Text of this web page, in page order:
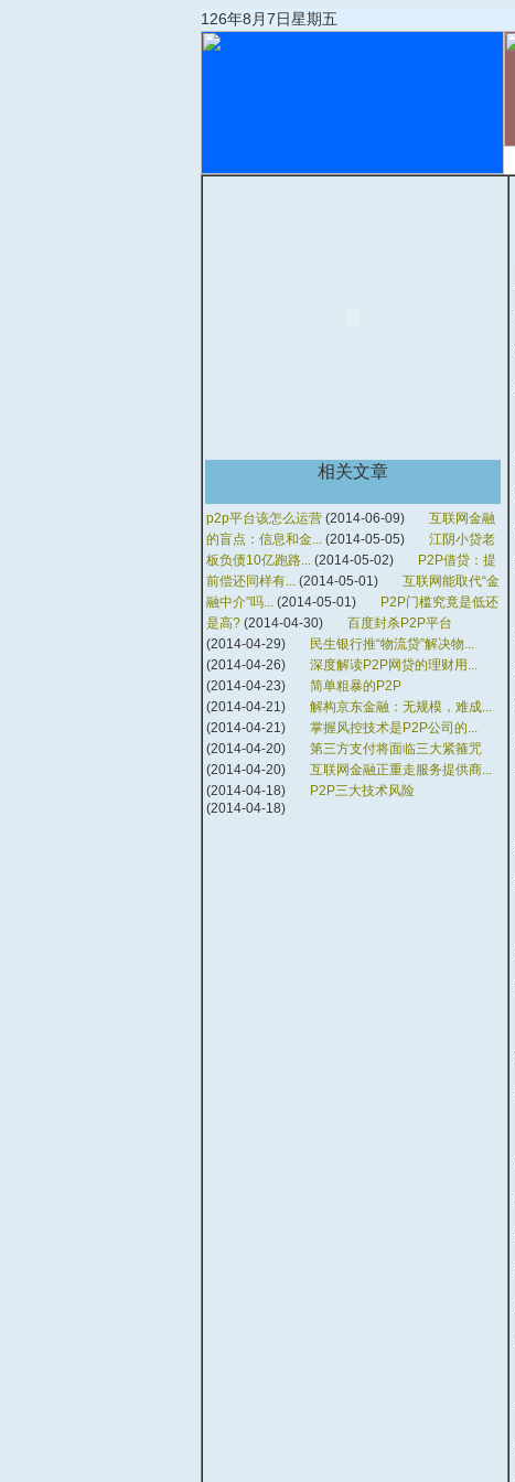
126年8月7日星期五
相关文章
p2p平台该怎么运营 (2014-06-09)
互联网金融
的盲点：信息和金... (2014-05-05)
江阴小贷老
板负债10亿跑路... (2014-05-02)
P2P借贷：提
前偿还同样有... (2014-05-01)
互联网能取代“金
融中介”吗... (2014-05-01)
P2P门槛究竟是低还
是高? (2014-04-30)
百度封杀P2P平台
(2014-04-29)
民生银行推“物流贷”解决物...
(2014-04-26)
深度解读P2P网贷的理财用...
(2014-04-23)
简单粗暴的P2P
(2014-04-21)
解构京东金融：无规模，难成...
(2014-04-21)
掌握风控技术是P2P公司的...
(2014-04-20)
第三方支付将面临三大紧箍咒
(2014-04-20)
互联网金融正重走服务提供商...
(2014-04-18)
P2P三大技术风险
(2014-04-18)